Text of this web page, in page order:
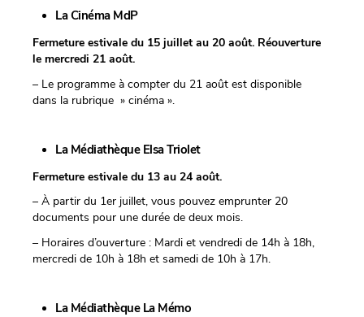
La Cinéma MdP
Fermeture estivale du 15 juillet au 20 août. Réouverture
le mercredi 21 août.
– Le programme à compter du 21 août est disponible
dans la rubrique » cinéma ».
La Médiathèque Elsa Triolet
Fermeture estivale du 13 au 24 août.
– À partir du 1er juillet, vous pouvez emprunter 20
documents pour une durée de deux mois.
– Horaires d’ouverture : Mardi et vendredi de 14h à 18h,
mercredi de 10h à 18h et samedi de 10h à 17h.
La Médiathèque La Mémo